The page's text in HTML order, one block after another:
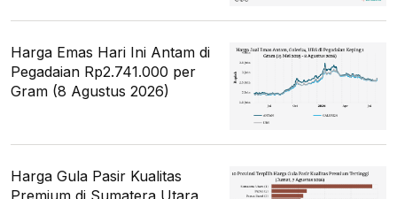
Harga Emas Hari Ini Antam di
Pegadaian Rp2.741.000 per
Gram (8 Agustus 2026)
Harga Gula Pasir Kualitas